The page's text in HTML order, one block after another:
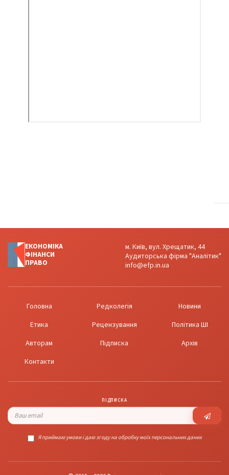
ЕКОНОМІКА
ФІНАНСИ
ПРАВО
м. Київ, вул. Хрещатик, 44
Аудиторська фірма "Аналітик"
info@efp.in.ua
Головна Редколегія
Новини
Етика
Рецензування
Політика ШІ
Авторам
Підписка
Архів
Контакти
ПІДПИСКА
Я приймаю умови і даю згоду на обробку моїх персональних даних